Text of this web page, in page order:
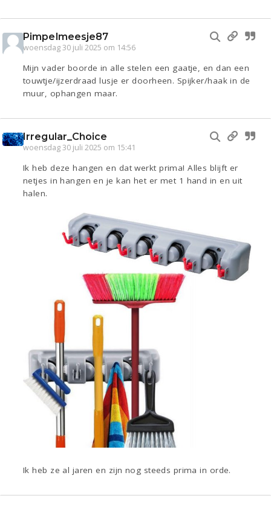
Pimpelmeesje87
woensdag 30 juli 2025 om 14:56
Mijn vader boorde in alle stelen een gaatje, en dan een
touwtje/ijzerdraad lusje er doorheen. Spijker/haak in de
muur, ophangen maar.
Irregular_Choice
woensdag 30 juli 2025 om 15:41
Ik heb deze hangen en dat werkt prima! Alles blijft er
netjes in hangen en je kan het er met 1 hand in en uit
halen.
Ik heb ze al jaren en zijn nog steeds prima in orde.